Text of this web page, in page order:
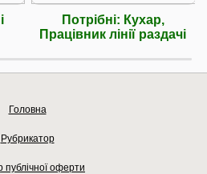
Потрібні: Кухар,
Працівник лінії раздачі
Головна
Рубрикатор
публічної оферти